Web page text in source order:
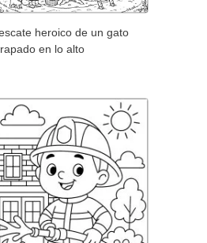
heroico de un gato
en lo alto